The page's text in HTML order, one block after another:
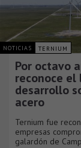
NOTICIAS TERNIUM
Por octavo
reconoce el
desarrollo
acero
Ternium fue
empresas
galardón de